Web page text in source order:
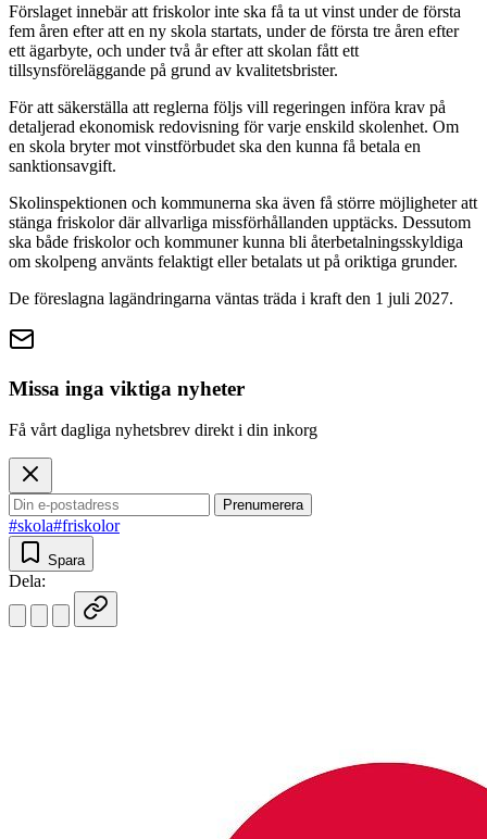
Förslaget innebär att friskolor inte ska få ta ut vinst under de första
fem åren efter att en ny skola startats, under de första tre åren efter
ett ägarbyte, och under två år efter att skolan fått ett
tillsynsföreläggande på grund av kvalitetsbrister.
För att säkerställa att reglerna följs vill regeringen införa krav på
detaljerad ekonomisk redovisning för varje enskild skolenhet. Om
en skola bryter mot vinstförbudet ska den kunna få betala en
sanktionsavgift.
Skolinspektionen och kommunerna ska även få större möjligheter att
stänga friskolor där allvarliga missförhållanden upptäcks. Dessutom
ska både friskolor och kommuner kunna bli återbetalningsskyldiga
om skolpeng använts felaktigt eller betalats ut på oriktiga grunder.
De föreslagna lagändringarna väntas träda i kraft den 1 juli 2027.
Missa inga viktiga nyheter
Få vårt dagliga nyhetsbrev direkt i din inkorg
Prenumerera
#skola#friskolor
Spara
Dela: